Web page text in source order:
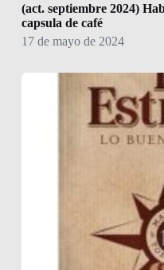
(act. septiembre 2024)
capsula de café
17 de mayo de 2024